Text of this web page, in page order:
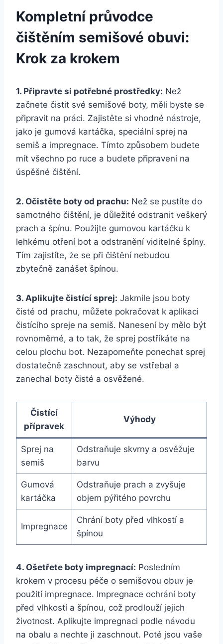
Kompletní ⁤průvodce
čištěním semišové obuvi:
Krok za ‍krokem
1.⁢ Připravte si⁢ potřebné‌ prostředky: Než
začnete čistit své semišové boty, měli byste se
připravit na práci. Zajistěte si vhodné nástroje,
jako je gumová kartáčka, speciální sprej​ na
semiš ​a⁢ impregnace. Tímto⁣ způsobem budete
mít všechno ‌po ruce a‌ budete připraveni na
úspěšné ⁢čištění.
2. Očistěte​ boty od prachu: Než se ​pustíte do
samotného čištění, je důležité odstranit veškerý​
prach a ​špínu. Použijte ⁣gumovou kartáčku k
lehkému⁣ otření bot a odstranění viditelné špíny.⁤
Tím zajistíte, ​že se při čištění nebudou
zbytečně zanášet špínou.
3. Aplikujte čistící sprej: Jakmile ​jsou boty
čisté od ⁤prachu, můžete‍ pokračovat k aplikaci
čistícího spreje ​na semiš. Nanesení by ​mělo být
rovnoměrné, a⁢ to tak, že sprej postříkáte ⁣na
celou plochu bot. Nezapomeňte ponechat sprej
dostatečně ⁣zaschnout, aby se vstřebal a
⁤zanechal boty čisté a osvěžené.
Čistící
přípravek
Výhody
Sprej na
semiš
Odstraňuje skvrny a osvěžuje
barvu
Gumová‌
kartáčka
Odstraňuje ‌prach a zvyšuje⁣
objem ‌pýřitého povrchu
Impregnace
Chrání boty před vlhkostí a
špínou
4. Ošetřete ‍boty impregnací: Posledním
krokem v procesu péče‍ o semišovou obuv je
použití impregnace. Impregnace ochrání boty
před vlhkostí a špínou, což​ prodlouží jejich
životnost. ⁤Aplikujte impregnaci podle návodu
na ‌obalu a nechte⁣ ji zaschnout. Poté jsou vaše